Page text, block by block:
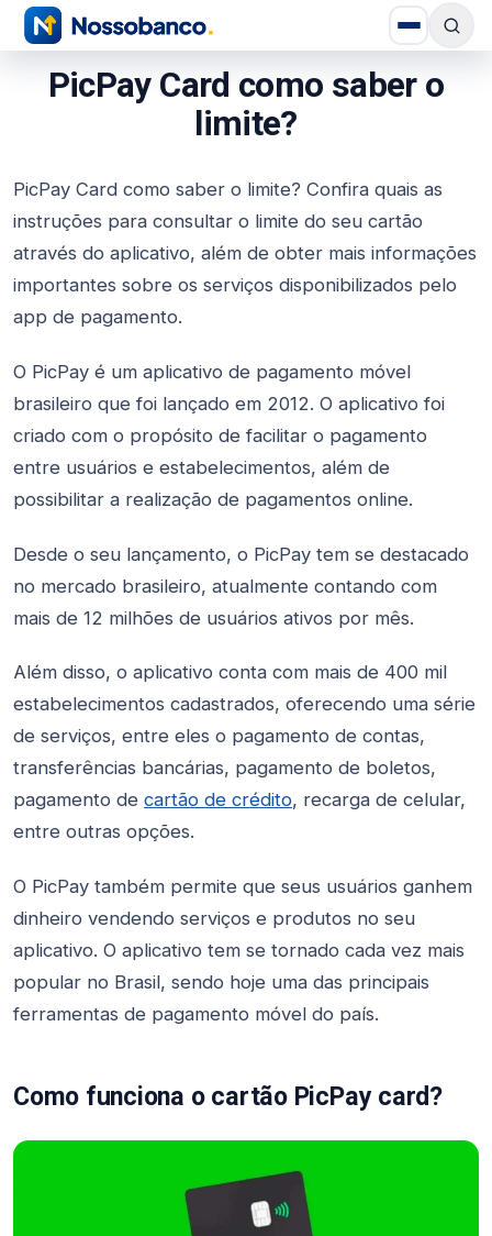
PicPay Card como saber o
limite?
PicPay Card como saber o limite? Confira quais as
instruções para consultar o limite do seu cartão
através do aplicativo, além de obter mais informações
importantes sobre os serviços disponibilizados pelo
app de pagamento.
O PicPay é um aplicativo de pagamento móvel
brasileiro que foi lançado em 2012. O aplicativo foi
criado com o propósito de facilitar o pagamento
entre usuários e estabelecimentos, além de
possibilitar a realização de pagamentos online.
Desde o seu lançamento, o PicPay tem se destacado
no mercado brasileiro, atualmente contando com
mais de 12 milhões de usuários ativos por mês.
Além disso, o aplicativo conta com mais de 400 mil
estabelecimentos cadastrados, oferecendo uma série
de serviços, entre eles o pagamento de contas,
transferências bancárias, pagamento de boletos,
pagamento de cartão de crédito, recarga de celular,
entre outras opções.
O PicPay também permite que seus usuários ganhem
dinheiro vendendo serviços e produtos no seu
aplicativo. O aplicativo tem se tornado cada vez mais
popular no Brasil, sendo hoje uma das principais
ferramentas de pagamento móvel do país.
Como funciona o cartão PicPay card?